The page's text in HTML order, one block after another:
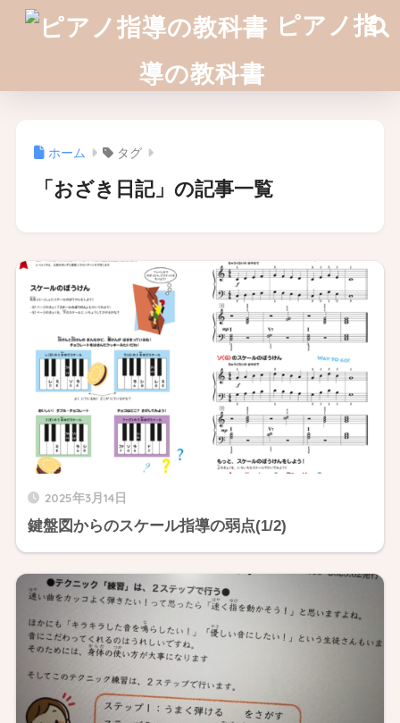
ピアノ指
導の教科書
ホーム タグ
「おざき日記」の記事一覧
2025年3月14日
鍵盤図からのスケール指導の弱点(1/2)